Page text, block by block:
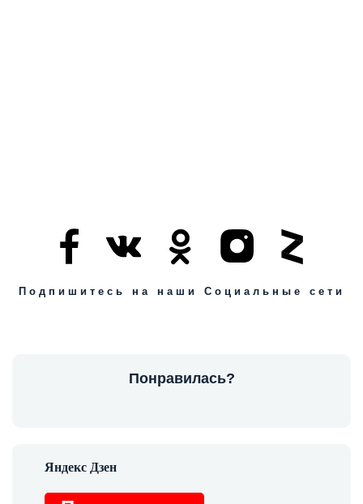
Подпишитесь на наши Социальные сети
Понравилась?